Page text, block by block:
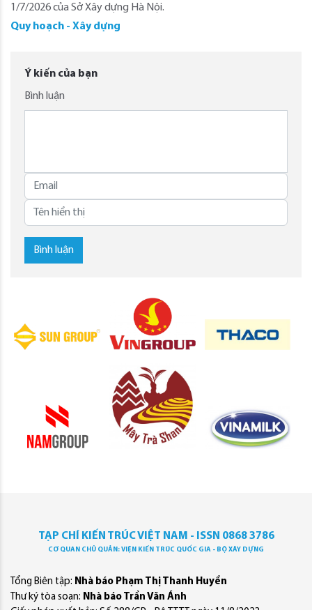
1/7/2026 của Sở Xây dựng Hà Nội.
Quy hoạch - Xây dựng
Ý kiến của bạn
Bình luận
Bình luận
TẠP CHÍ KIẾN TRÚC VIỆT NAM - ISSN 0868 3786
CƠ QUAN CHỦ QUẢN: VIỆN KIẾN TRÚC QUỐC GIA - BỘ XÂY DỰNG
Tổng Biên tập: Nhà báo Phạm Thị Thanh Huyền
Thư ký tòa soạn: Nhà báo Trần Văn Ánh